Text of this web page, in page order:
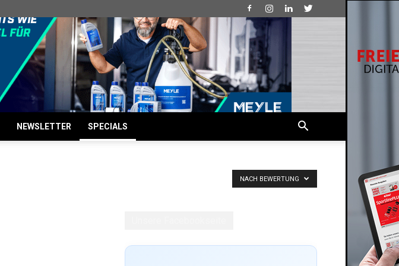
NEWSLETTER SPECIALS
NACH BEWERTUNG